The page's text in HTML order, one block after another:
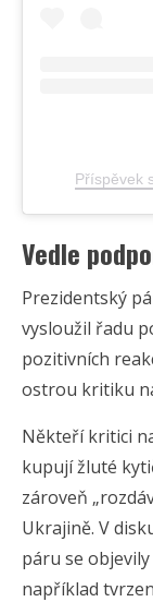
Příspěvek
Vedle
Prezidentský
vysloužil řadu
pozitivních
ostrou kritiku
Někteří kritici
kupují žluté
zároveň
Ukrajině. V
páru se
například